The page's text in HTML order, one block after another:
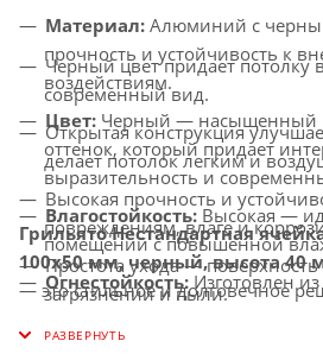
Материал: Алюминий с
прочность и устойчивость к
воздействиям.
Цвет: Черный — насыщенный
оттенок, который придает
выразительность и
Влагостойкость: Высокая —
помещений с повышенной
Огнестойкость: Изготовлен
материалов, соответствует
безопасности.
Черный цвет придает потолку
современный вид.
Открытая конструкция
делает потолок легким и
Высокая прочность и
повреждениям, влаге и
Простота ухода — поверхность
загрязнений и пыли.
Универсальное применение —
Грильято Нестандартная
100х50 мм, черный, высота
— это стильное и долговечное
вашему интерьеру современный